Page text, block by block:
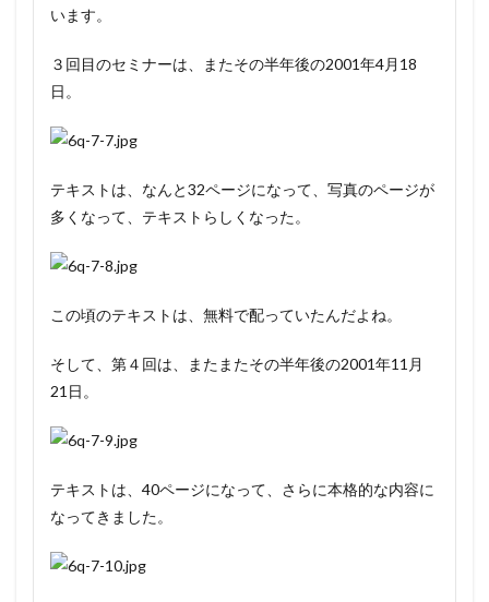
います。
３回目のセミナーは、またその半年後の2001年4月18
日。
テキストは、なんと32ページになって、写真のページが
多くなって、テキストらしくなった。
この頃のテキストは、無料で配っていたんだよね。
そして、第４回は、またまたその半年後の2001年11月
21日。
テキストは、40ページになって、さらに本格的な内容に
なってきました。